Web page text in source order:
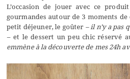
L’occasion de jouer avec ce
gourmandes autour de 3 moments
petit déjeuner, le goûter – il n’y a pas
–et le dessert un peu chic réservé
emmène à la découverte de mes 24h